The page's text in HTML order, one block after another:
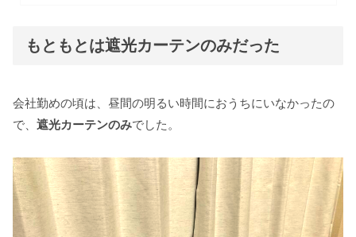
もともとは遮光カーテンのみだった
会社勤めの頃は、昼間の明るい時間におうちにいなかったの
で、 遮光カーテンのみでした。